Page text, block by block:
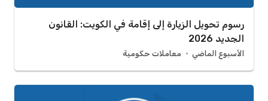
رسوم تحويل الزيارة إلى إقامة في الكويت: القانون
الجديد 2026
الأسبوع الماضي معاملات حكومية